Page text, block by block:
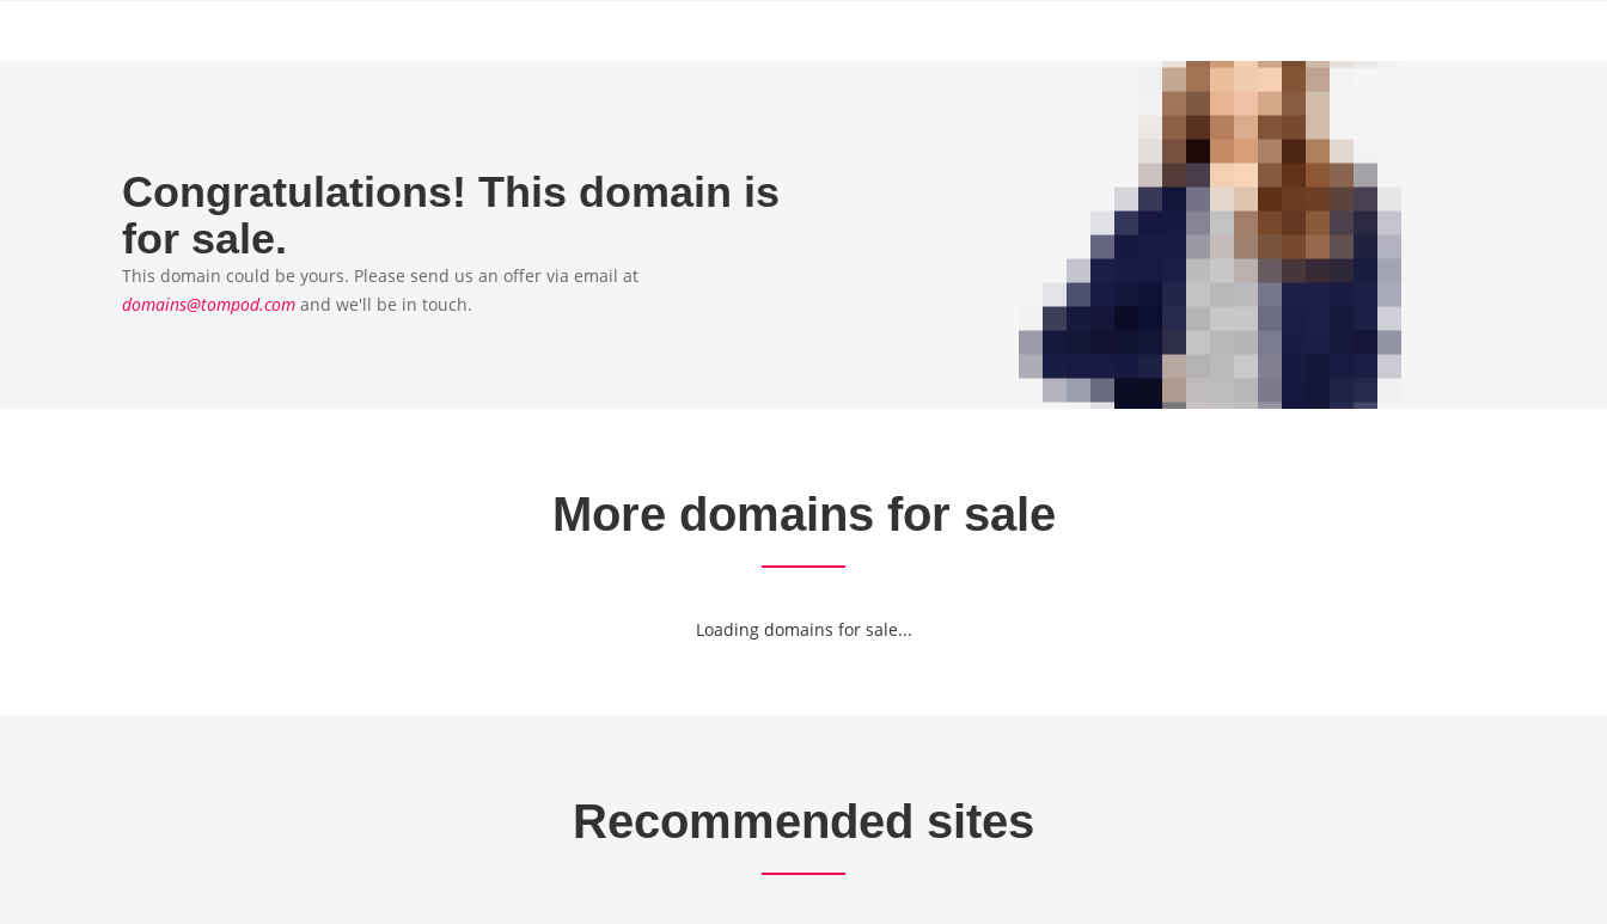
Congratulations! This domain is
for sale.
This domain could be yours. Please send us an offer via email at
domains@tompod.com and we'll be in touch.
More domains for sale
Loading domains for sale...
Recommended sites